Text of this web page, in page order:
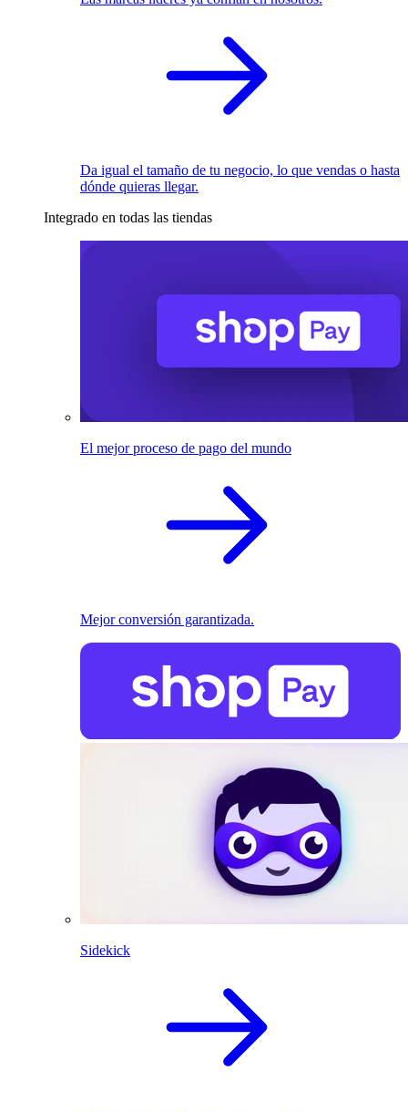
Da igual el tamaño de tu negocio, lo que vendas o hasta
dónde quieras llegar.
Integrado en todas las tiendas
El mejor proceso de pago del mundo
Mejor conversión garantizada.
Sidekick